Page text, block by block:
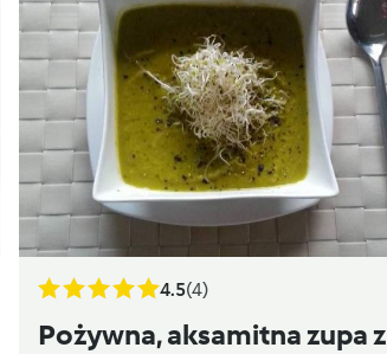
4.5(4)
Pożywna, aksamitna zupa z